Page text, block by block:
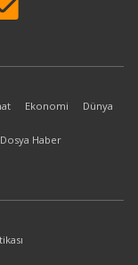
Ekonomi Dünya
Dosya Haber